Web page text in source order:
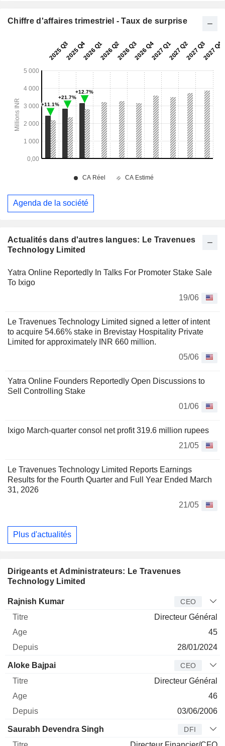
Actualités dans d'autres langues: Le Travenues
Technology Limited
Yatra Online Reportedly In Talks For Promoter Stake Sale
To Ixigo
19/06
Le Travenues Technology Limited signed a letter of intent
to acquire 54.66% stake in Brevistay Hospitality Private
Limited for approximately INR 660 million.
05/06
Yatra Online Founders Reportedly Open Discussions to
Sell Controlling Stake
01/06
Ixigo March-quarter consol net profit 319.6 million rupees
21/05
Le Travenues Technology Limited Reports Earnings
Results for the Fourth Quarter and Full Year Ended March
31, 2026
21/05
Plus d'actualités
Dirigeants et Administrateurs: Le Travenues
Technology Limited
Dirigeant Titre
Rajnish Kumar CEO
Directeur Général
45
28/01/2024
Aloke Bajpai CEO
Directeur Général
46
03/06/2006
Saurabh Devendra Singh DFI
Chiffre d'affaires trimestriel - Taux de surprise
Agenda de la société